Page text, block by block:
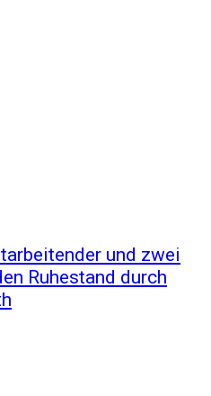
und zwei
Ruhestand durch